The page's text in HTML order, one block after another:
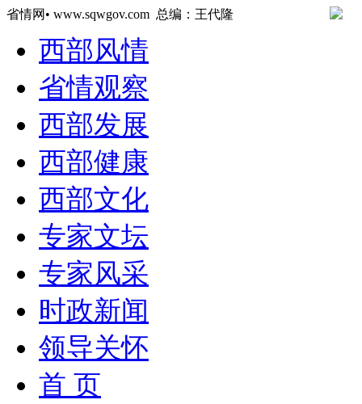
省情网• www.sqwgov.com 总编：王代隆
西部风情
省情观察
西部发展
西部健康
西部文化
专家文坛
专家风采
时政新闻
领导关怀
首 页